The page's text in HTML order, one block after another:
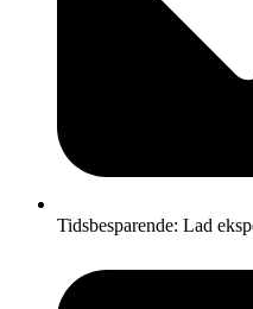
Tidsbesparende: Lad